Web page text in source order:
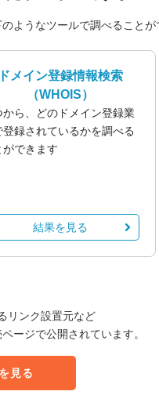
ようなツールで調べることが
ドメイン登録情報検索
（WHOIS）
から、どのドメイン登録業
登録されているかを調べる
ができます
結果を見る
リンク設置元など
ージで公開されています。
見る